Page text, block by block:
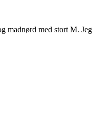
madnørd med stort M. Jeg